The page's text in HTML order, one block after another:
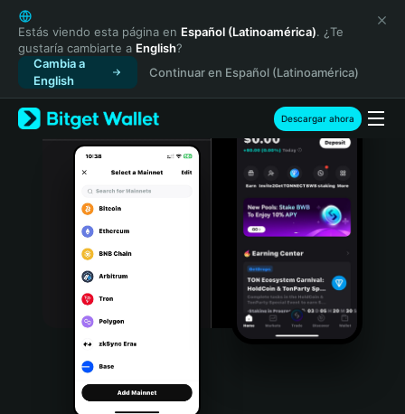
English
日本語
Tiếng Việt
Русский
Español (Latinoamérica)
Türkçe
Italiano
Português (Portugal)
Bahasa Indonesia
Português (Brasil)
Español (Argentina)
Estás viendo esta página en Español (Latinoamérica). ¿Te
gustaría cambiarte a English?
Cambia a
English
Continuar en Español (Latinoamérica)
Descargar ahora